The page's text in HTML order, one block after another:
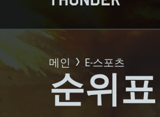
메인 E-스포츠
순위표